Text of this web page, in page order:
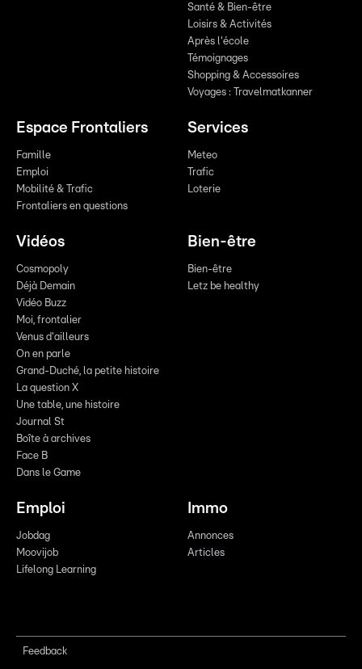
Santé & Bien-être
Loisirs & Activités
Après l'école
Témoignages
Shopping & Accessoires
Voyages : Travelmatkanner
Espace Frontaliers
Famille
Emploi
Mobilité & Trafic
Frontaliers en questions
Services
Meteo
Trafic
Loterie
Vidéos
Cosmopoly
Déjà Demain
Vidéo Buzz
Moi, frontalier
Venus d'ailleurs
On en parle
Grand-Duché, la petite histoire
La question X
Une table, une histoire
Journal St
Boîte à archives
Face B
Dans le Game
Bien-être
Bien-être
Letz be healthy
Emploi
Jobdag
Moovijob
Lifelong Learning
Immo
Annonces
Articles
Feedback